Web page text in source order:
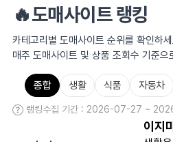
🔥도매사이트 랭킹
카테고리별 도매사이트 순위를 확인하
매주 도매사이트 및 상품 조회수 기준으
종합 생활 식품 자동차
랭킹수집 기간 : 2026-07-27 ~
이지